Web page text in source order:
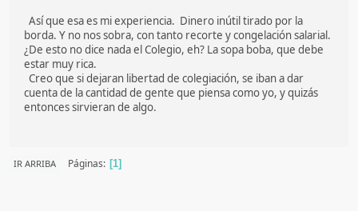
Así que esa es mi experiencia. Dinero inútil tirado por la
borda. Y no nos sobra, con tanto recorte y congelación salarial.
¿De esto no dice nada el Colegio, eh? La sopa boba, que debe
estar muy rica.
Creo que si dejaran libertad de colegiación, se iban a dar
cuenta de la cantidad de gente que piensa como yo, y quizás
entonces sirvieran de algo.
IR ARRIBA Páginas 1